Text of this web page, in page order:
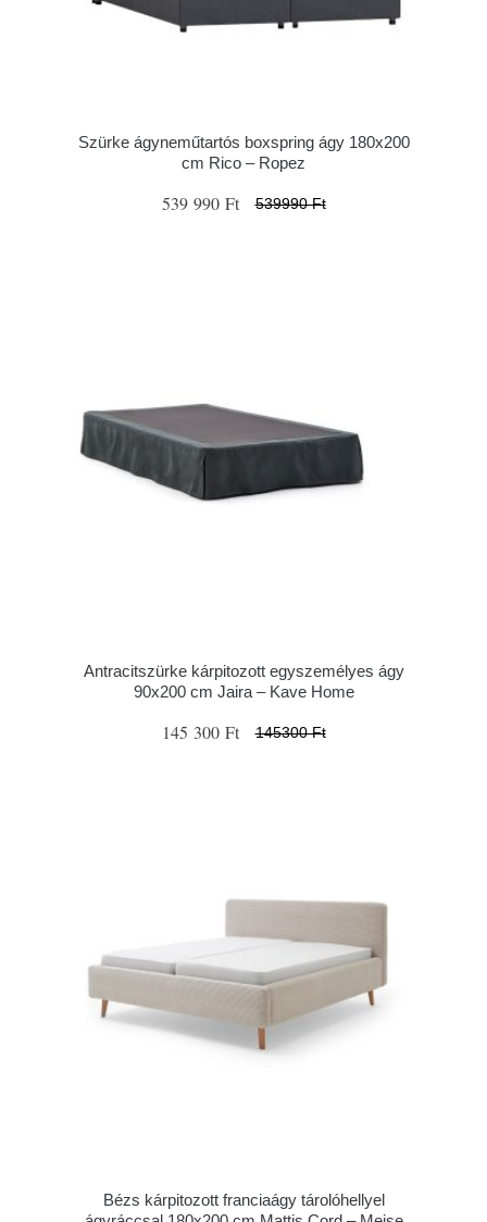
Szürke ágyneműtartós boxspring ágy 180x200
cm Rico – Ropez
539 990 Ft 539990 Ft
Antracitszürke kárpitozott egyszemélyes ágy
90x200 cm Jaira – Kave Home
145 300 Ft 145300 Ft
Bézs kárpitozott franciaágy tárolóhellyel